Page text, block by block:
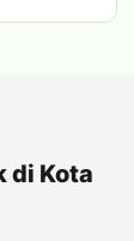
di Kota